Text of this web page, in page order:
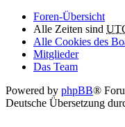
Foren-Übersicht
Alle Zeiten sind
Alle Cookies des
Mitglieder
Das Team
Powered by phpBB®
Deutsche Übersetzung